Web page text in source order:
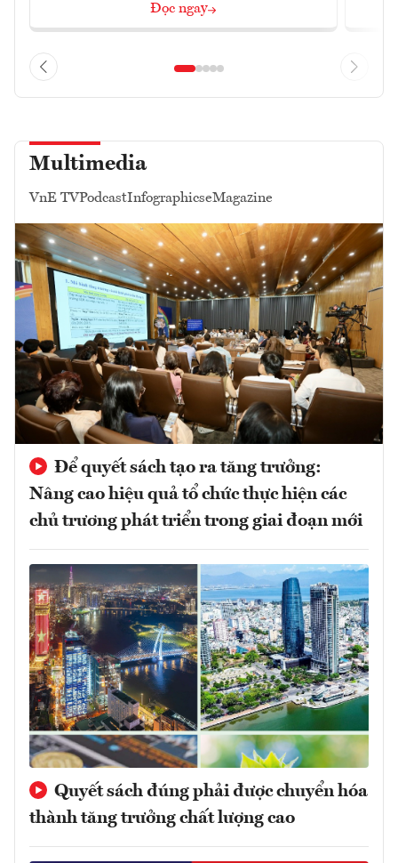
Đọc ngay
Multimedia
VnE TVPodcastInfographicseMagazine
Để quyết sách tạo ra tăng trưởng:
Nâng cao hiệu quả tổ chức thực hiện các
chủ trương phát triển trong giai đoạn mới
Quyết sách đúng phải được chuyển hóa
thành tăng trưởng chất lượng cao